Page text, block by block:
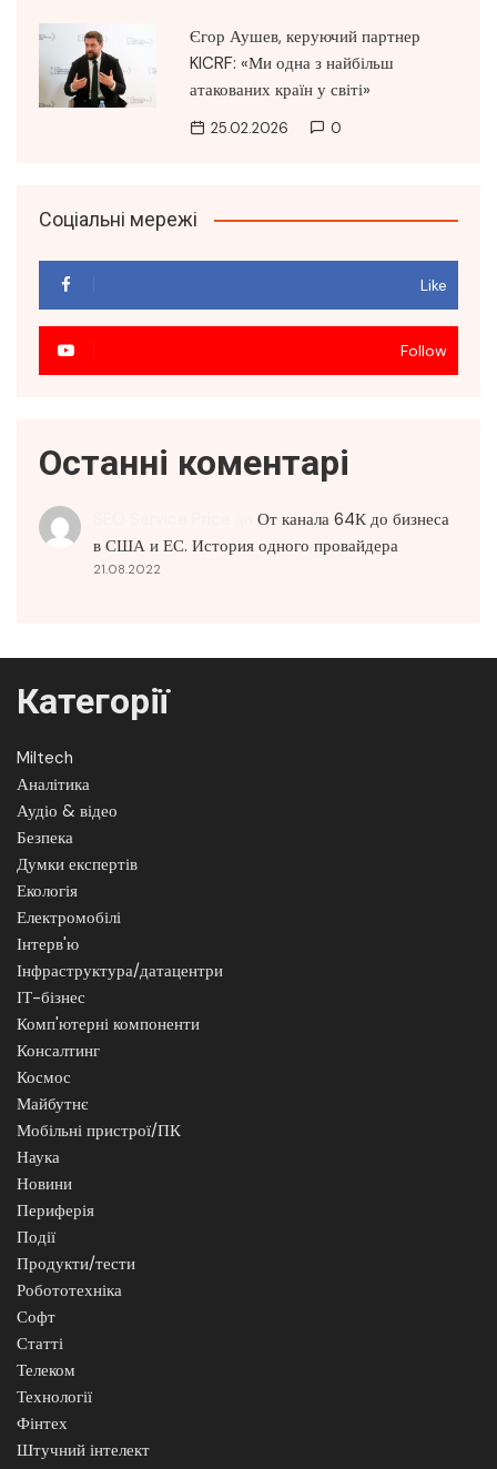
Єгор Аушев, керуючий партнер
KICRF: «Ми одна з найбільш
атакованих країн у світі»
25.02.2026 0
Соціальні мережі
Like
Follow
Останні коментарі
От канала 64К до бизнеса
в США и ЕС. История одного провайдера
21.08.2022
Категорії
Miltech
Аналітика
Аудіо & відео
Безпека
Думки експертів
Екологія
Електромобілі
Інтерв'ю
Інфраструктура/датацентри
ІТ-бізнес
Комп'ютерні компоненти
Консалтинг
Космос
Майбутнє
Мобільні пристрої/ПК
Наука
Новини
Периферія
Події
Продукти/тести
Робототехніка
Софт
Статті
Телеком
Технології
Фінтех
Штучний інтелект